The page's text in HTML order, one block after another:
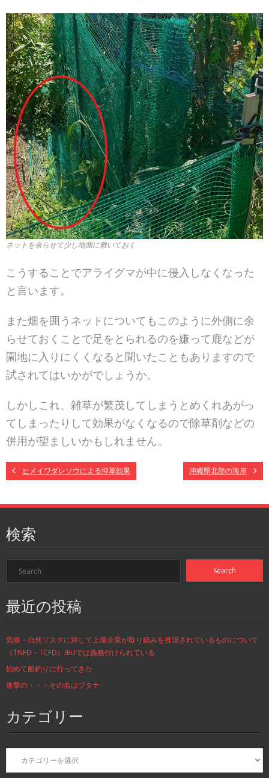
ネットを余らせて少し地面に敷いておく
こうすることでアライグマが中に侵入しなくなった
と言います。
また畑を囲うネットについてもこのように外側に余
らせておくことで足をとられるのを嫌って鹿などが
園地に入りにくくなると聞いたこともありますので
試されてはいかがでしょうか。
しかしこれ、雑草が繁茂してしまうとめくれあがっ
てしまったりして効果がなくなるので除草剤などの
併用が望ましいかもしれません。
ヒメイワダレソウによる抑草効果 沖縄県北部の海岸
検索
最近の投稿
気候・自然リスクに対して上場企業が取り組みを推奨されているものについて
（TNFD・TCFD）/EUでは義務付けられている
始めて船釣りに行ってきた
進撃の・・・その名はブタナ
カテゴリー
カ
ゴ